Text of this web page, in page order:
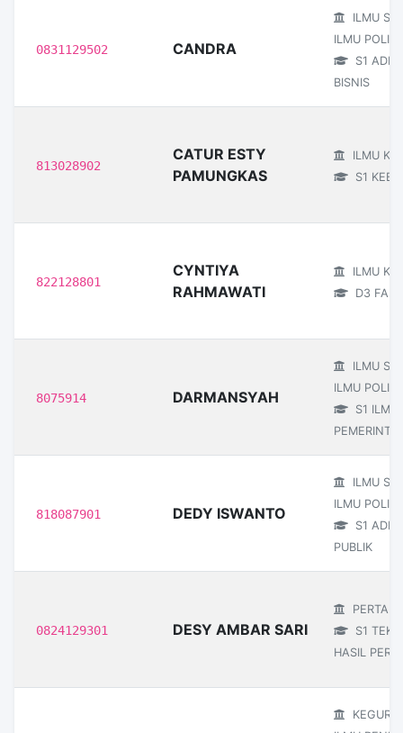
0831129502 CANDRA
ILMU
ILMU
S1
BISNIS
813028902
CATUR ESTY
PAMUNGKAS
ILMU
S1
822128801
CYNTIYA
RAHMAWATI
ILMU
D3
8075914 DARMANSYAH
ILMU
ILMU
S1 ILMU
818087901 DEDY ISWANTO
ILMU
ILMU
S1
PUBLIK
0824129301 DESY AMBAR SARI
S1
HASIL